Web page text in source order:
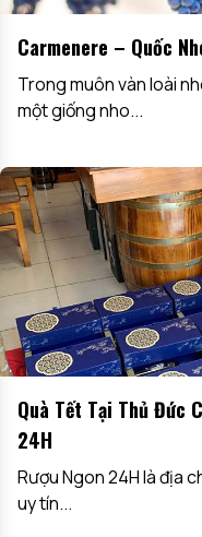
Carmenere – Quốc
Trong muôn vàn loài
một giống nho...
Quà Tết Tại Thủ Đức
24H
Rượu Ngon 24H là địa
uy tín...